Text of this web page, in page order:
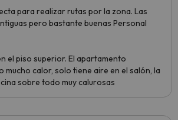
para realizar rutas por la zona. Las
pero bastante buenas Personal
el piso superior. El apartamento
mucho calor, solo tiene aire en el salón, la
sobre todo muy calurosas